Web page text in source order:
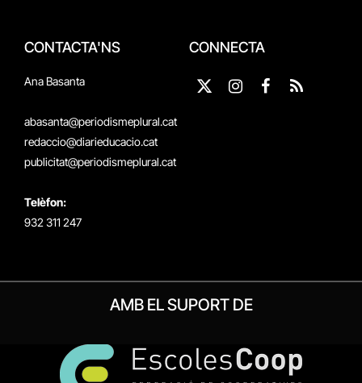
CONTACTA'NS
Ana Basanta
abasanta@periodismeplural.cat
redaccio@diarieducacio.cat
publicitat@periodismeplural.cat
Telèfon:
932 311 247
CONNECTA
X
Instagram
Facebook
RSS
AMB EL SUPORT DE